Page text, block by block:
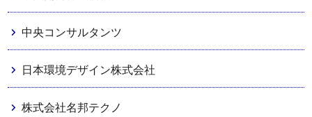
中央コンサルタンツ
日本環境デザイン株式会社
株式会社名邦テクノ